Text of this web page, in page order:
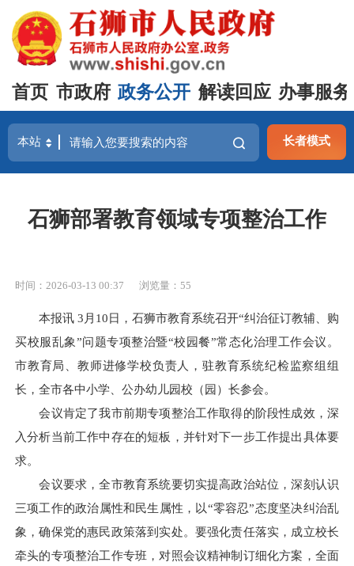
首页 市政府 政务公开 解读回应 办事服务
长者模式
石狮部署教育领域专项整治工作
时间：2026-03-13 00:37 浏览量： 55
本报讯 3月10日，石狮市教育系统召开“纠治征订教辅、购
买校服乱象”问题专项整治暨“校园餐”常态化治理工作会议。
市教育局、教师进修学校负责人，驻教育系统纪检监察组组
长，全市各中小学、公办幼儿园校（园）长参会。
会议肯定了我市前期专项整治工作取得的阶段性成效，深
入分析当前工作中存在的短板，并针对下一步工作提出具体要
求。
会议要求，全市教育系统要切实提高政治站位，深刻认识
三项工作的政治属性和民生属性，以“零容忍”态度坚决纠治乱
象，确保党的惠民政策落到实处。要强化责任落实，成立校长
牵头的专项整治工作专班，对照会议精神制订细化方案，全面